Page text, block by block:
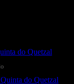
do Quetzal
Quinta do Quetzal